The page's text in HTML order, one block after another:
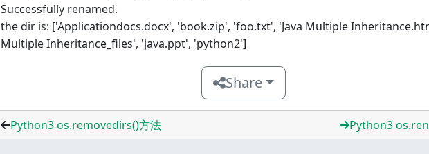
Successfully renamed.
the dir is: ['Applicationdocs.docx', 'book.zip', 'foo.txt', 'Java Multiple
Multiple Inheritance_files', 'java.ppt', 'python2']
Share
Python3 os.removedirs()方法 Python3